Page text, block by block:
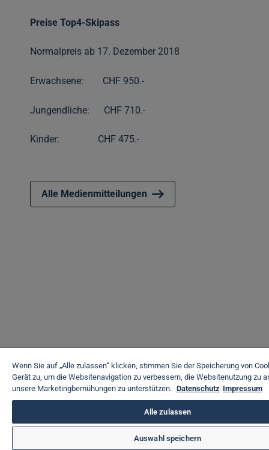
Preise Top4-Skipass
Normalpreis ab 17. Dezember 2018
Erwachsene: CHF 950.-
Jungendliche: CHF 710.-
Kinder: CHF 475.-
Alle Medienmitteilungen
Wenn Sie auf „Alle zulassen“ klicken, stimmen Sie der Speicherung von
Gerät zu, um die Websitenavigation zu verbessern, die Websitenutzung zu
unsere Marketingbemühungen zu unterstützen. Datenschutz Impressum
Alle zulassen
Auswahl speichern